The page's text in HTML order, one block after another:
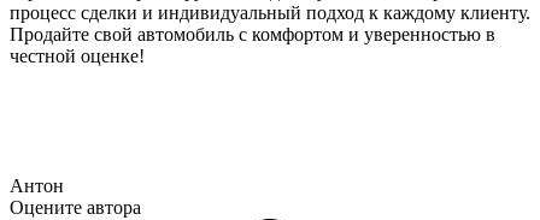
процесс сделки и индивидуальный подход к каждому клиенту.
Продайте свой автомобиль с комфортом и уверенностью в
честной оценке!
Антон
Оцените автора